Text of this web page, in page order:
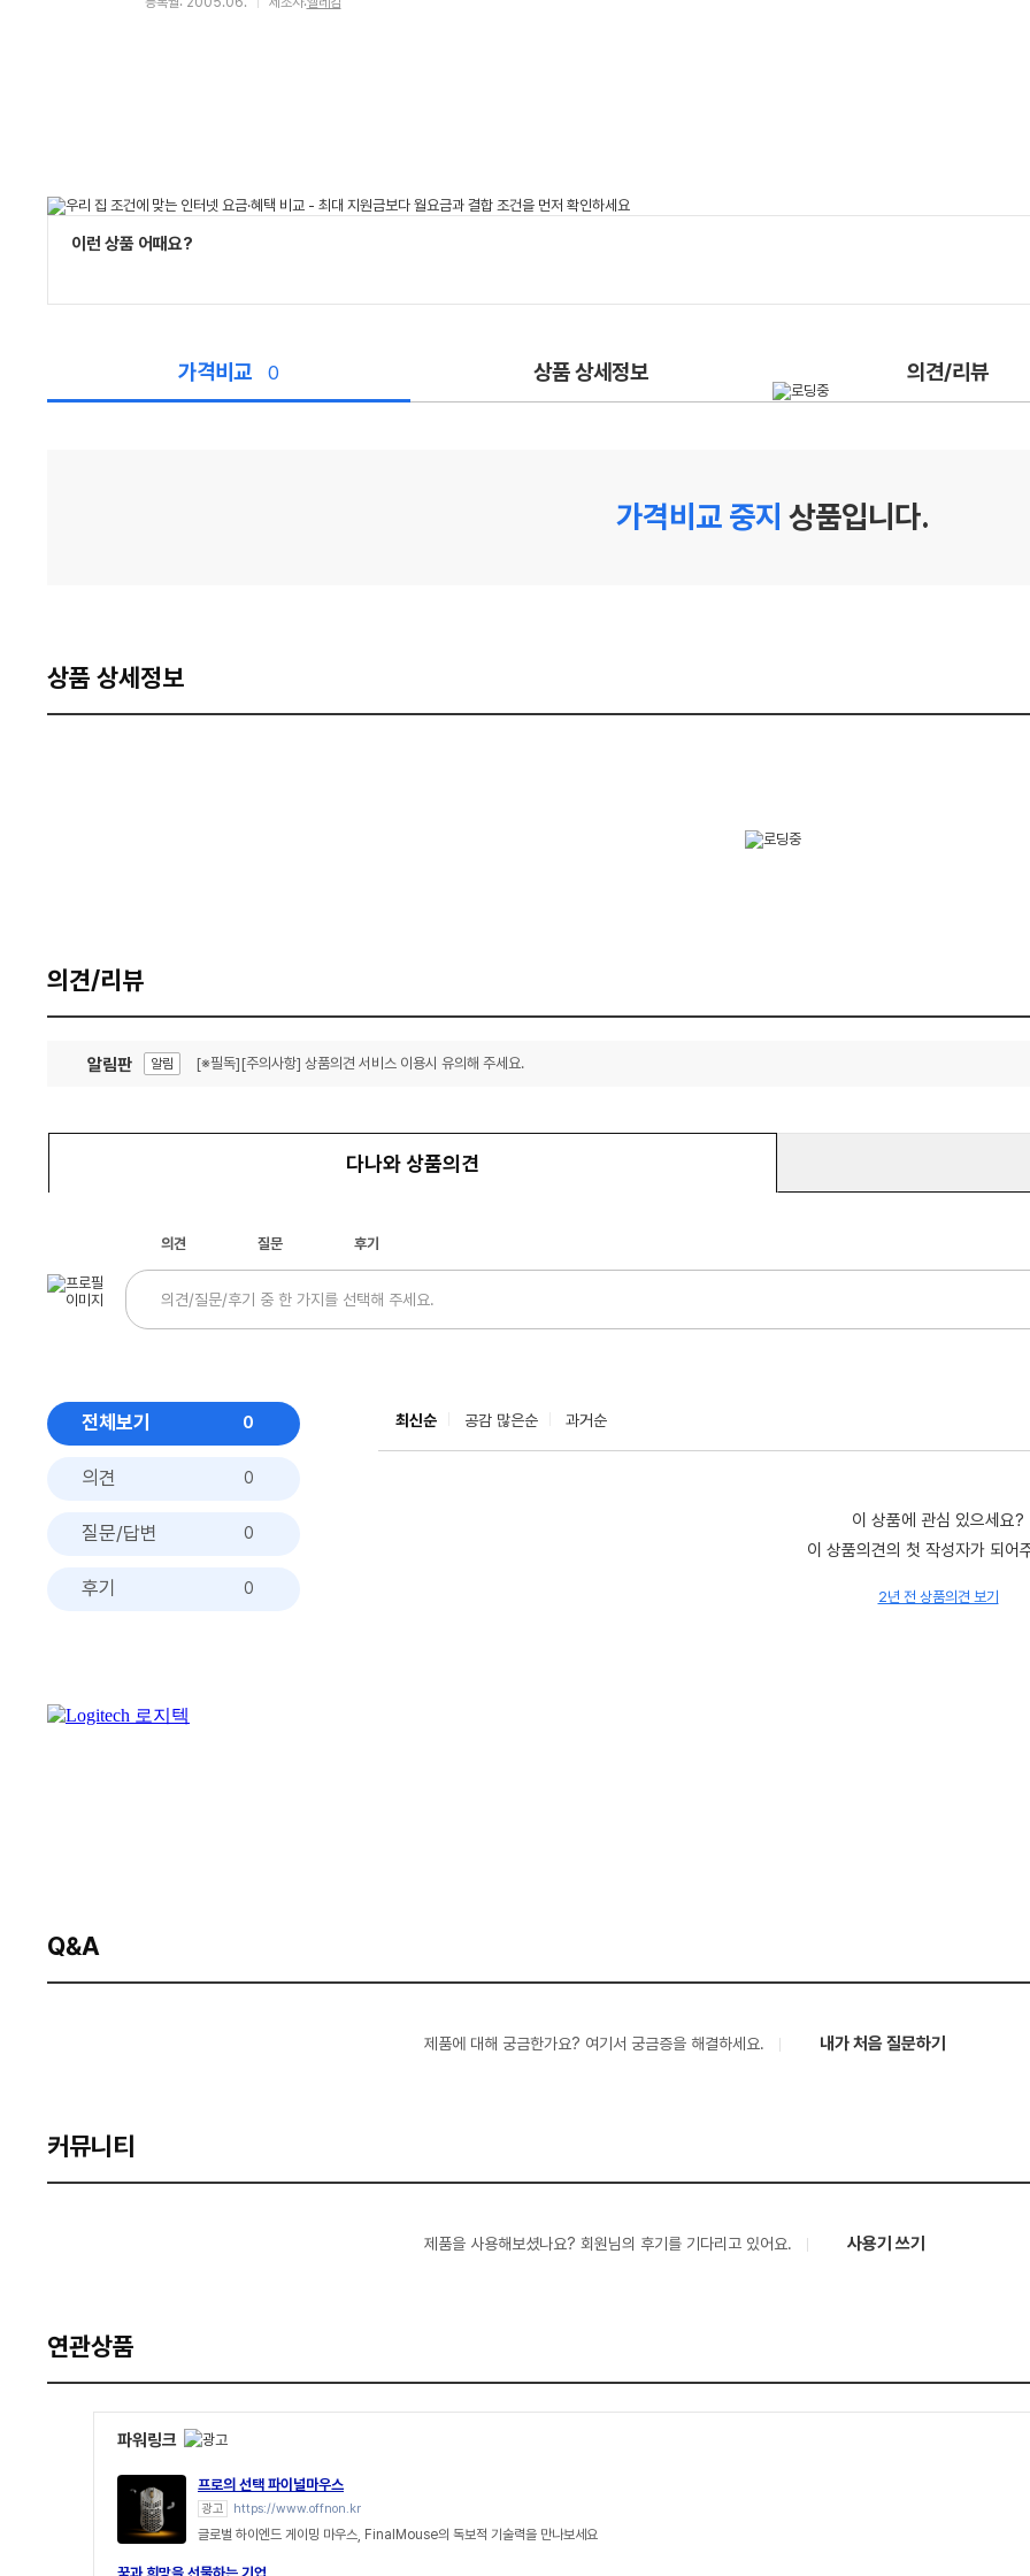
이런 상품 어때요?
가격비교 0 상품 상세정보 의견/리뷰
가격비교 중지 상품입니다.
상품 상세정보
의견/리뷰
알림판 알림 [※필독][주의사항] 상품의견 서비스 이용시 유의해 주세요.
다나와 상품의견
의견 질문 후기
전체보기 0
의견 0
질문/답변 0
후기 0
최신순 공감 많은순 과거순
이 상품에 관심 있으세요?
이 상품의견의 첫 작성자가 되어
2년 전 상품의견 보기
Q&A
제품에 대해 궁금한가요? 여기서 궁금증을 해결하세요. 내가 처음 질문하기
커뮤니티
제품을 사용해보셨나요? 회원님의 후기를 기다리고 있어요. 사용기 쓰기
연관상품
파워링크
프로의 선택 파이널마우스
광고 https://www.offnon.kr
글로벌 하이엔드 게이밍 마우스, FinalMouse의 독보적 기술력을 만나보세요